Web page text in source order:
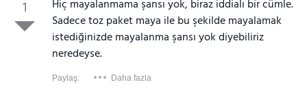
1
Hiç mayalanmama şansı yok, biraz iddialı bir cümle.
Sadece toz paket maya ile bu şekilde mayalamak
istediğinizde mayalanma şansı yok diyebiliriz
neredeyse.
Paylaş: Daha fazla